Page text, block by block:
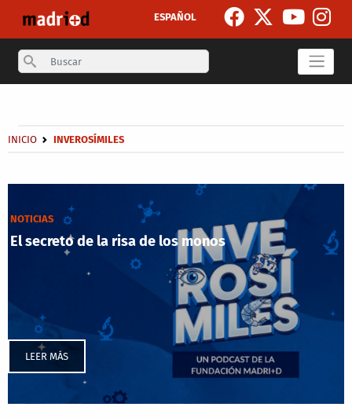
ESPAÑOL
Search
Breadcrumb
INICIO INVEROSÍMILES
NOTICIAS
El secreto de la risa de los monos
LEER MÁS